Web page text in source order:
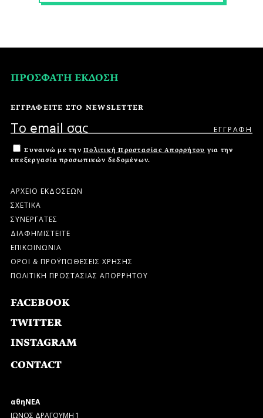
ΠΡΟΣΦΑΤΗ ΕΚΔΟΣΗ
ΕΓΓΡΑΦΕΙΤΕ ΣΤΟ NEWSLETTER
Συναινώ με την Πολιτική Προστασίας Απορρήτου για την
επεξεργασία προσωπικών δεδομένων.
ΑΡΧΕΙΟ ΕΚΔΟΣΕΩΝ
ΣΧΕΤΙΚΑ
ΣΥΝΕΡΓΑΤΕΣ
ΔΙΑΦΗΜΙΣΤΕΙΤΕ
ΕΠΙΚΟΙΝΩΝΙΑ
ΟΡΟΙ & ΠΡΟΫΠΟΘΕΣΕΙΣ ΧΡΗΣΗΣ
ΠΟΛΙΤΙΚΗ ΠΡΟΣΤΑΣΙΑΣ ΑΠΟΡΡΗΤΟΥ
FACEBOOK
TWITTER
INSTAGRAM
CONTACT
αθηΝΕΑ
ΙΩΝΟΣ ΔΡΑΓΟΥΜΗ 1